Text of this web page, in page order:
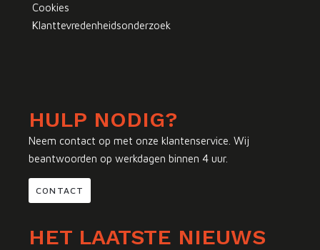
Cookies
Klanttevredenheidsonderzoek
HULP NODIG?
Neem contact op met onze klantenservice. Wij
beantwoorden op werkdagen binnen 4 uur.
CONTACT
HET LAATSTE NIEUWS